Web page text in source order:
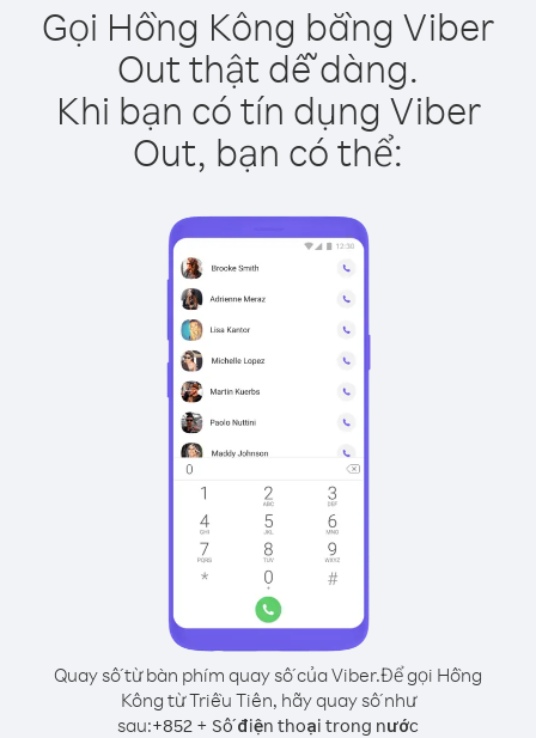
Gọi Hồng Kông bằng Viber
Out thật dễ dàng.
Khi bạn có tín dụng Viber
Out, bạn có thể:
Quay số từ bàn phím quay số của Viber.Để gọi Hồng
Kông từ Triều Tiên, hãy quay số như
sau:+852 + Số điện thoại trong nước